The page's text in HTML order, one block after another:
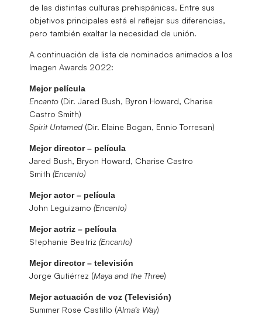
de las distintas culturas prehispánicas. Entre sus
objetivos principales está el reflejar sus diferencias,
pero también exaltar la necesidad de unión.
A continuación de lista de nominados animados a los
Imagen Awards 2022:
Mejor película
Encanto (Dir. Jared Bush, Byron Howard, Charise
Castro Smith)
Spirit Untamed (Dir. Elaine Bogan, Ennio Torresan)
Mejor director – película
Jared Bush, Bryon Howard, Charise Castro
Smith (Encanto)
Mejor actor – película
John Leguizamo (Encanto)
Mejor actriz – película
Stephanie Beatriz (Encanto)
Mejor director – televisión
Jorge Gutiérrez (Maya and the Three)
Mejor actuación de voz (Televisión)
Summer Rose Castillo (Alma’s Way)